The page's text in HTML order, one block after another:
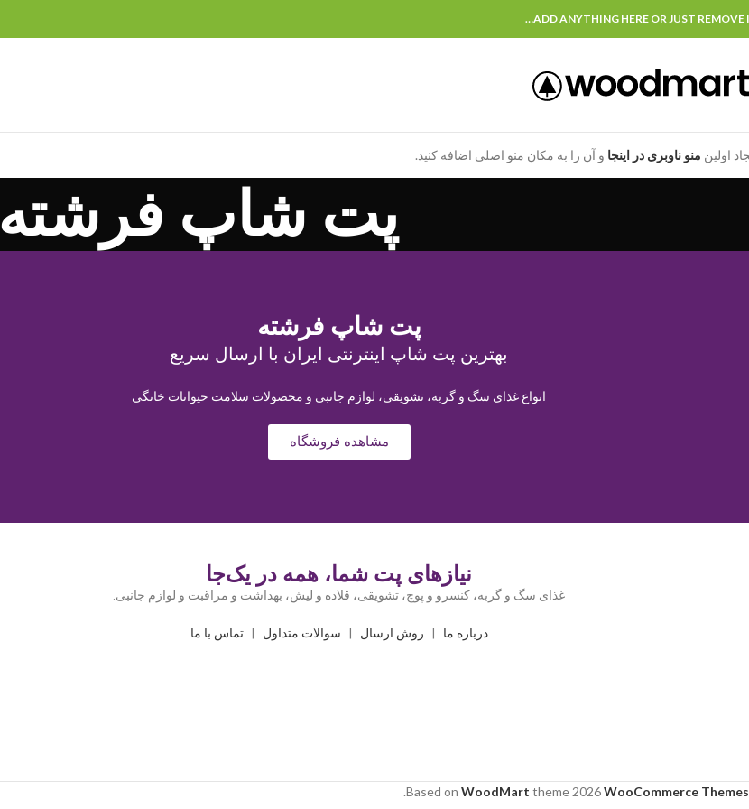
ADD ANYTHING HERE OR JUST REMOVE
اولین منو ناوبری در اینجا و آن را به مکان منو اصلی اضافه کنید.
پت شاپ فرشته
پت شاپ فرشته
بهترین پت شاپ اینترنتی ایران با ارسال سریع
انواع غذای سگ و گربه، تشویقی، لوازم جانبی و محصولات سلامت حیوانات خانگی
مشاهده فروشگاه
نیازهای پت شما، همه در یک‌جا
غذای سگ و گربه، کنسرو و پوچ، تشویقی، قلاده و لیش، بهداشت و مراقبت و لوازم جانبی.
درباره ما روش ارسال سوالات متداول |تماس با ما
Based on WoodMart theme 2026WooCommerce Themes
.